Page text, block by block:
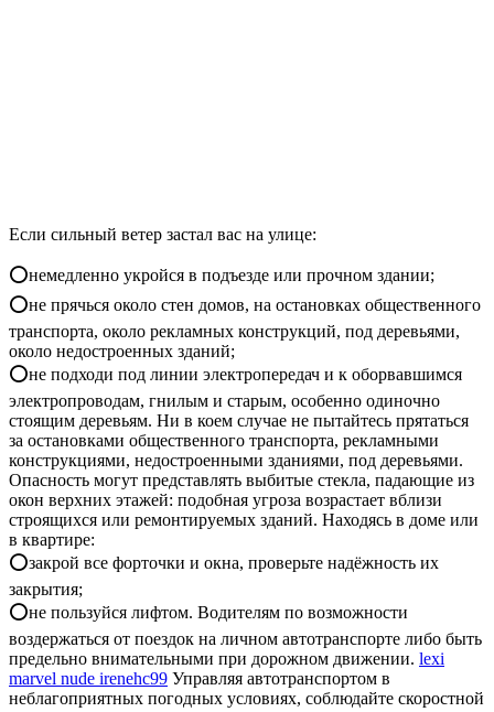
Если сильный ветер застал вас на улице:
⭕немедленно укройся в подъезде или прочном здании;
⭕не прячься около стен домов, на остановках общественного
транспорта, около рекламных конструкций, под деревьями,
около недостроенных зданий;
⭕не подходи под линии электропередач и к оборвавшимся
электропроводам, гнилым и старым, особенно одиночно
стоящим деревьям. Ни в коем случае не пытайтесь прятаться
за остановками общественного транспорта, рекламными
конструкциями, недостроенными зданиями, под деревьями.
Опасность могут представлять выбитые стекла, падающие из
окон верхних этажей: подобная угроза возрастает вблизи
строящихся или ремонтируемых зданий. Находясь в доме или
в квартире:
⭕закрой все форточки и окна, проверьте надёжность их
закрытия;
⭕не пользуйся лифтом. Водителям по возможности
воздержаться от поездок на личном автотранспорте либо быть
предельно внимательными при дорожном движении. lexi
marvel nude irenehc99 Управляя автотранспортом в
неблагоприятных погодных условиях, соблюдайте скоростной